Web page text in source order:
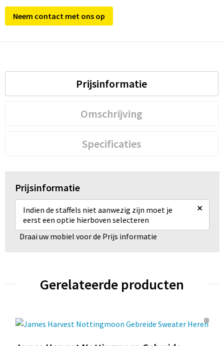
Neem contact met ons op
Prijsinformatie
Omschrijving
Specificaties
Prijsinformatie
Indien de staffels niet aanwezig zijn moet je
eerst een optie hierboven selecteren
×
Draai uw mobiel voor de Prijs informatie
Gerelateerde producten